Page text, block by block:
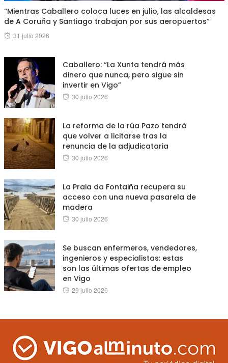
“Mientras Caballero coloca luces en julio, las alcaldesas
de A Coruña y Santiago trabajan por sus aeropuertos”
Posted
31 julio 2026
Caballero: “La Xunta tendrá más
dinero que nunca, pero sigue sin
invertir en Vigo”
Posted
30 julio 2026
La reforma de la rúa Pazo tendrá
que volver a licitarse tras la
renuncia de la adjudicataria
Posted
30 julio 2026
La Praia da Fontaiña recupera su
acceso con una nueva pasarela de
madera
Posted
30 julio 2026
Se buscan enfermeros, vendedores,
ingenieros y especialistas: estas
son las últimas ofertas de empleo
en Vigo
Posted
29 julio 2026